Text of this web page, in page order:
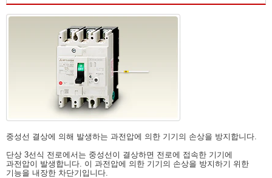
중성선 결상에 의해 발생하는 과전압에 의한 기기의 손상을 방지합니다.
단상 3선식 전로에서는 중성선이 결상하면 전로에 접속한 기기에
과전압이 발생합니다. 이 과전압에 의한 기기의 손상을 방지하기 위한
기능을 내장한 차단기입니다.